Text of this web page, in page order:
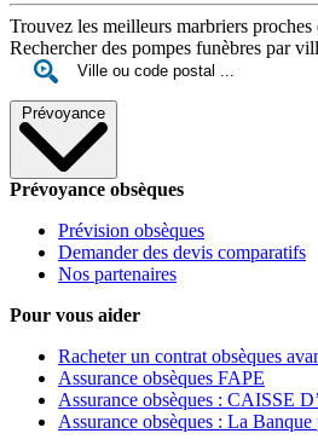
Trouvez les meilleurs marbriers proches
Rechercher des pompes funèbres par
Prévoyance
Prévoyance obsèques
Prévision obsèques
Demander des devis comparatifs
Nos partenaires
Pour vous aider
Racheter un contrat obsèques
Assurance obsèques FAPE
Assurance obsèques : CAISSE
Assurance obsèques : La Banque